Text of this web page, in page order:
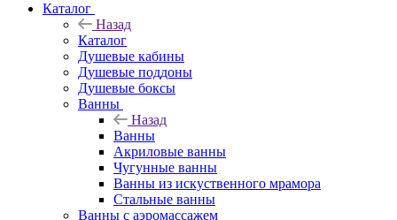
Каталог
Назад
Каталог
Душевые кабины
Душевые поддоны
Душевые боксы
Ванны
Назад
Ванны
Акриловые ванны
Чугунные ванны
Ванны из искуственного мрамора
Стальные ванны
Ванны с аэромассажем